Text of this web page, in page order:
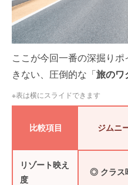
ここが今回一番の深掘り
きない、圧倒的な「旅のワ
※表は横にスライドできます
比較項目 ジムニ
リゾート映え
度
◎ クラス